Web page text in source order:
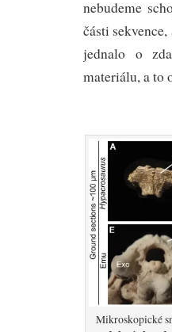
nebudeme
části
jednalo o
materiálu, a to
Mikroskopické